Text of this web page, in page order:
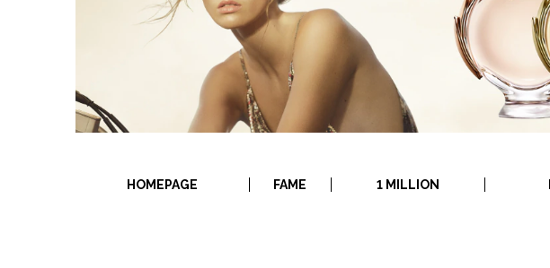
HOMEPAGE FAME 1 MILLION